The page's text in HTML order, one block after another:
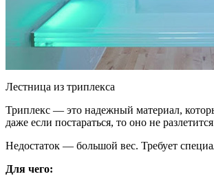
Лестница из триплекса
Триплекс — это надежный материал,
даже если постараться, то оно не
Недостаток — большой вес. Требует
Для чего: